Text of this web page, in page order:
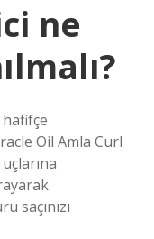
ne
hafifçe
Oil Amla Curl
saçınızı